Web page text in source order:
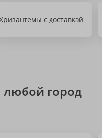
Хризантемы с доставкой
любой город